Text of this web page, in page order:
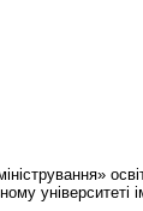
університеті